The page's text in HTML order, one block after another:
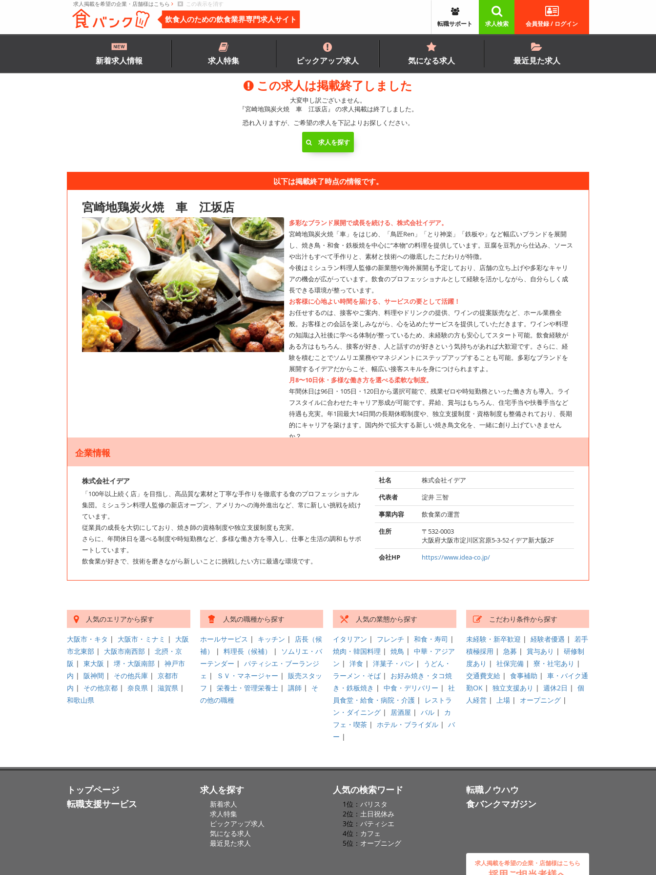
求人掲載を希望の企業・店舗様はこちら この表示を消す
飲食人のための飲食業界専門求人サイト 会員登録 / ログイン
求人検索
転職サポート
新着求人情報 求人特集 ピックアップ求人 気になる求人 最近見た求人
この求人は掲載終了しました
大変申し訳ございません。
『宮崎地鶏炭火焼 車 江坂店』 の求人掲載は終了しました。
恐れ入りますが、ご希望の求人を下記よりお探しください。
求人を探す
以下は掲載終了時点の情報です。
宮崎地鶏炭火焼 車 江坂店
多彩なブランド展開で成長を続ける、株式会社イデア。
宮崎地鶏炭火焼「車」をはじめ、「鳥匠Ren」「とり神楽」「鉄板や」など幅広いブランドを展開
し、焼き鳥・和食・鉄板焼を中心に“本物”の料理を提供しています。豆腐を豆乳から仕込み、ソース
や出汁もすべて手作りと、素材と技術への徹底したこだわりが特徴。
今後はミシュラン料理人監修の新業態や海外展開も予定しており、店舗の立ち上げや多彩なキャリ
アの機会が広がっています。飲食のプロフェッショナルとして経験を活かしながら、自分らしく成
長できる環境が整っています。
お客様に心地よい時間を届ける、サービスの要として活躍！
お任せするのは、接客やご案内、料理やドリンクの提供、ワインの提案販売など、ホール業務全
般。お客様との会話を楽しみながら、心を込めたサービスを提供していただきます。ワインや料理
の知識は入社後に学べる体制が整っているため、未経験の方も安心してスタート可能。飲食経験が
ある方はもちろん、接客が好き、人と話すのが好きという気持ちがあれば大歓迎です。さらに、経
験を積むことでソムリエ業務やマネジメントにステップアップすることも可能。多彩なブランドを
展開するイデアだからこそ、幅広い接客スキルを身につけられますよ。
月8〜10日休・多様な働き方を選べる柔軟な制度。
年間休日は96日・105日・120日から選択可能で、残業ゼロや時短勤務といった働き方も導入。ライ
フスタイルに合わせたキャリア形成が可能です。昇給、賞与はもちろん、住宅手当や扶養手当など
待遇も充実。年1回最大14日間の長期休暇制度や、独立支援制度・資格制度も整備されており、長期
的にキャリアを築けます。国内外で拡大する新しい焼き鳥文化を、一緒に創り上げていきません
か？
企業情報
株式会社イデア
「100年以上続く店」を目指し、高品質な素材と丁寧な手作りを徹底する食のプロフェッショナル
集団。ミシュラン料理人監修の新店オープン、アメリカへの海外進出など、常に新しい挑戦を続け
ています。
従業員の成長を大切にしており、焼き師の資格制度や独立支援制度も充実。
さらに、年間休日を選べる制度や時短勤務など、多様な働き方を導入し、仕事と生活の調和もサポ
ートしています。
飲食業が好きで、技術を磨きながら新しいことに挑戦したい方に最適な環境です。
社名
株式会社イデア
代表者
淀井 三智
事業内容
飲食業の運営
住所
〒532-0003
大阪府大阪市淀川区宮原5-3-52イデア新大阪2F
会社HP
https://www.idea-co.jp/
人気のエリアから探す
大阪市・キタ | 大阪市・ミナミ | 大阪
市北東部 | 大阪市南西部 | 北摂・京
阪 | 東大阪 | 堺・大阪南部 | 神戸市
内 | 阪神間 | その他兵庫 | 京都市
内 | その他京都 | 奈良県 | 滋賀県 |
和歌山県
人気の職種から探す
ホールサービス | キッチン | 店長（候
補）
| 料理長（候補） |
ソムリエ・バ
ーテンダー | パティシエ・ブーランジ
ェ | ＳＶ・マネージャー | 販売スタッ
フ | 栄養士・管理栄養士| 講師 | そ
の他の職種
人気の業態から探す
イタリアン | フレンチ | 和食・寿司 |
焼肉・韓国料理 | 焼鳥 | 中華・アジア
ン | 洋食 | 洋菓子・パン |
うどん・
ラーメン・そば | お好み焼き・タコ焼
き・鉄板焼き | 中食・デリバリー | 社
員食堂・給食・病院・介護 |
レストラ
ン・ダイニング | 居酒屋 | バル | カ
フェ・喫茶 | ホテル・ブライダル | バ
ー |
こだわり条件から探す
未経験・新卒歓迎 | 経験者優遇 | 若手
積極採用 | 急募 | 賞与あり | 研修制
度あり | 社保完備| 寮・社宅あり |
交通費支給 | 食事補助 | 車・バイク通
勤OK| 独立支援あり | 週休2日 | 個
人経営| 上場| オープニング|
トップページ
転職支援サービス
求人を探す
新着求人
求人特集
ピックアップ求人
気になる求人
最近見た求人
人気の検索ワード
1位： バリスタ
2位： 土日祝休み
3位： パティシエ
4位： カフェ
5位： オープニング
転職ノウハウ
食バンクマガジン
求人掲載を希望の企業・店舗様はこちら